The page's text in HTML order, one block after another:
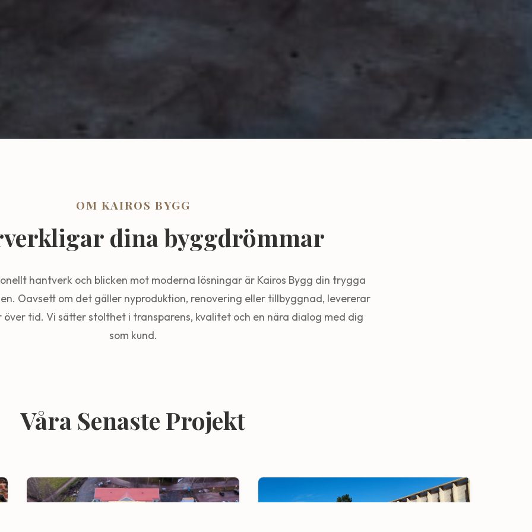
OM KAIROS BYGG
dina byggdrömmar
hantverk och blicken mot moderna lösningar är Kairos Bygg din trygga
Oavsett om det gäller nyproduktion, renovering eller tillbyggnad, levererar
över tid. Vi sätter stolthet i transparens, kvalitet och en nära dialog med dig
som kund.
Våra Senaste Projekt